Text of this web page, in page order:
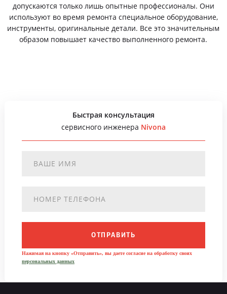
допускаются только лишь опытные профессионалы. Они
используют во время ремонта специальное оборудование,
инструменты, оригинальные детали. Все это значительным
образом повышает качество выполненного ремонта.
Быстрая консультация
сервисного инженера Nivona
ОТПРАВИТЬ
Нажимая на кнопку «Отправить», вы даете согласие на обработку своих
персональных данных